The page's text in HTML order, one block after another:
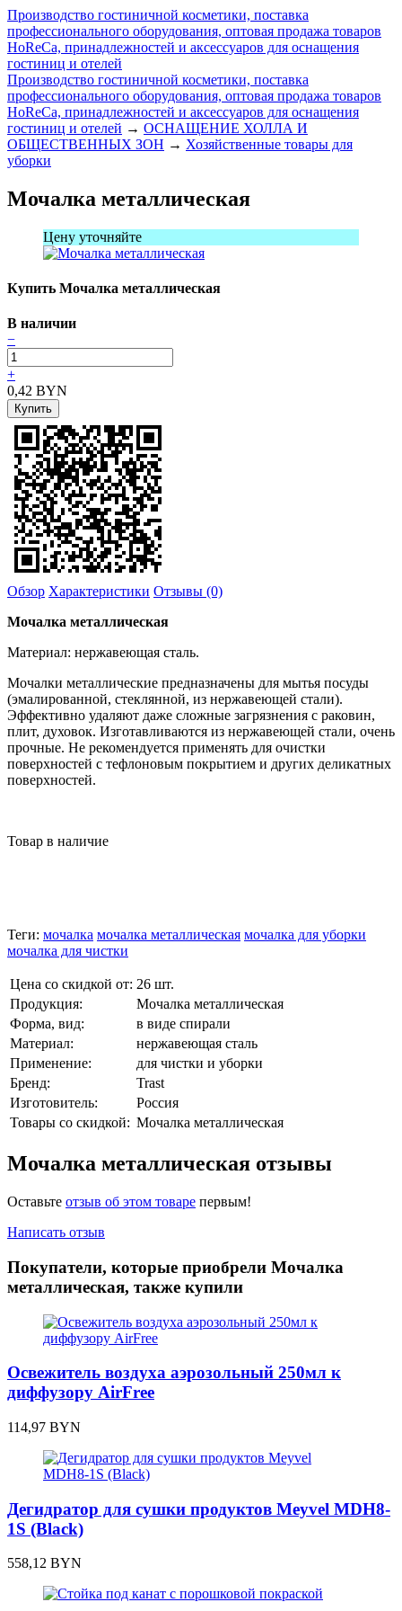
Производство гостиничной косметики, поставка
профессионального оборудования, оптовая продажа товаров
HoReCa, принадлежностей и аксессуаров для оснащения
гостиниц и отелей
Производство гостиничной косметики, поставка
профессионального оборудования, оптовая продажа товаров
HoReCa, принадлежностей и аксессуаров для оснащения
гостиниц и отелей → ОСНАЩЕНИЕ ХОЛЛА И
ОБЩЕСТВЕННЫХ ЗОН → Хозяйственные товары для
уборки
Мочалка металлическая
Цену уточняйте
Купить Мочалка металлическая
В наличии
−
+
0,42 BYN
Обзор Характеристики Отзывы (0)
Мочалка металлическая
Материал: нержавеющая сталь.
Мочалки металлические предназначены для мытья посуды
(эмалированной, стеклянной, из нержавеющей стали).
Эффективно удаляют даже сложные загрязнения с раковин,
плит, духовок. Изготавливаются из нержавеющей стали, очень
прочные. Не рекомендуется применять для очистки
поверхностей с тефлоновым покрытием и других деликатных
поверхностей.
Товар в наличие
Теги: мочалка мочалка металлическая мочалка для уборки
мочалка для чистки
Цена со скидкой от: 26 шт.
Продукция:
Мочалка металлическая
Форма, вид:
в виде спирали
Материал:
нержавеющая сталь
Применение:
для чистки и уборки
Бренд:
Trast
Изготовитель:
Россия
Товары со скидкой: Мочалка металлическая
Мочалка металлическая отзывы
Оставьте отзыв об этом товаре первым!
Написать отзыв
Покупатели, которые приобрели Мочалка
металлическая, также купили
Освежитель воздуха аэрозольный 250мл к
диффузору AirFree
114,97 BYN
Дегидратор для сушки продуктов Meyvel MDH8-
1S (Black)
558,12 BYN